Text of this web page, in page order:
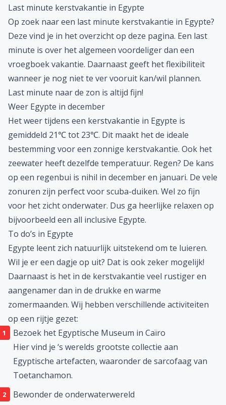
Last minute kerstvakantie in Egypte
Op zoek naar een last minute kerstvakantie in Egypte?
Deze vind je in het overzicht op deze pagina. Een last
minute is over het algemeen voordeliger dan een
vroegboek vakantie. Daarnaast geeft het flexibiliteit
wanneer je nog niet te ver vooruit kan/wil plannen.
Last minute naar de zon is altijd fijn!
Weer Egypte in december
Het weer tijdens een kerstvakantie in Egypte is
gemiddeld 21℃ tot 23℃. Dit maakt het de ideale
bestemming voor een zonnige kerstvakantie. Ook het
zeewater heeft dezelfde temperatuur. Regen? De kans
op een regenbui is nihil in december en januari. De vele
zonuren zijn perfect voor scuba-duiken. Wel zo fijn
voor het zicht onderwater. Dus ga heerlijke relaxen op
bijvoorbeeld een all inclusive Egypte.
To do’s in Egypte
Egypte leent zich natuurlijk uitstekend om te luieren.
Wil je er een dagje op uit? Dat is ook zeker mogelijk!
Daarnaast is het in de kerstvakantie veel rustiger en
aangenamer dan in de drukke en warme
zomermaanden. Wij hebben verschillende activiteiten
op een rijtje gezet:
Bezoek het Egyptische Museum in Caïro
Hier vind je ‘s werelds grootste collectie aan
Egyptische artefacten, waaronder de sarcofaag van
Toetanchamon.
Bewonder de onderwaterwereld